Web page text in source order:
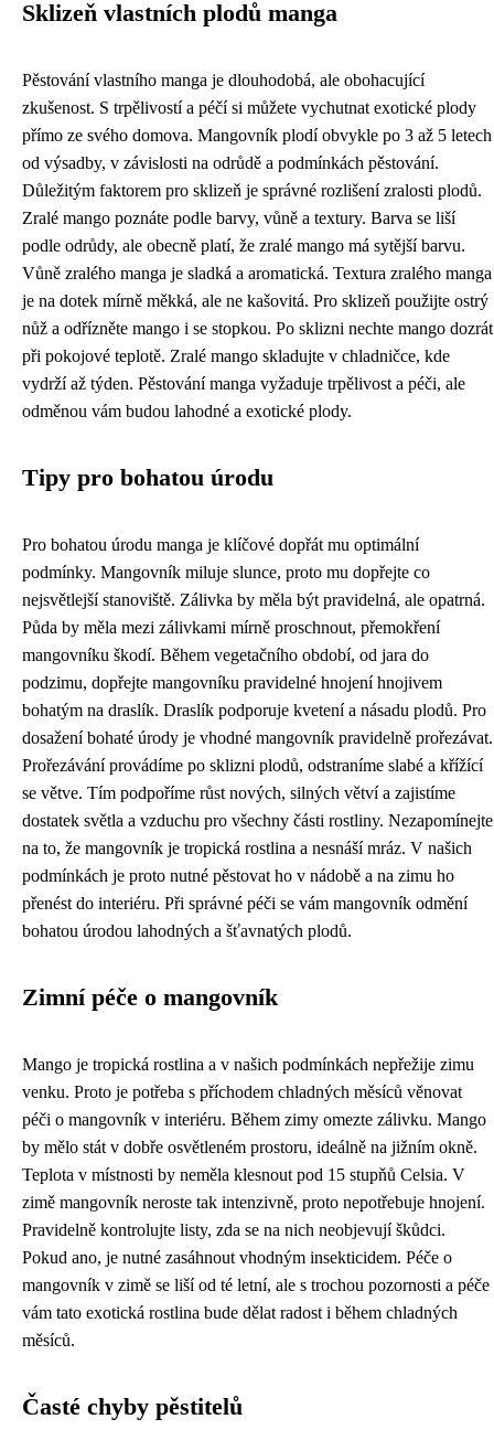
Sklizeň vlastních plodů manga
Pěstování vlastního manga je dlouhodobá, ale obohacující
zkušenost. S trpělivostí a péčí si můžete vychutnat exotické plody
přímo ze svého domova. Mangovník plodí obvykle po 3 až 5 letech
od výsadby, v závislosti na odrůdě a podmínkách pěstování.
Důležitým faktorem pro sklizeň je správné rozlišení zralosti plodů.
Zralé mango poznáte podle barvy, vůně a textury. Barva se liší
podle odrůdy, ale obecně platí, že zralé mango má sytější barvu.
Vůně zralého manga je sladká a aromatická. Textura zralého manga
je na dotek mírně měkká, ale ne kašovitá. Pro sklizeň použijte ostrý
nůž a odřízněte mango i se stopkou. Po sklizni nechte mango dozrát
při pokojové teplotě. Zralé mango skladujte v chladničce, kde
vydrží až týden. Pěstování manga vyžaduje trpělivost a péči, ale
odměnou vám budou lahodné a exotické plody.
Tipy pro bohatou úrodu
Pro bohatou úrodu manga je klíčové dopřát mu optimální
podmínky. Mangovník miluje slunce, proto mu dopřejte co
nejsvětlejší stanoviště. Zálivka by měla být pravidelná, ale opatrná.
Půda by měla mezi zálivkami mírně proschnout, přemokření
mangovníku škodí. Během vegetačního období, od jara do
podzimu, dopřejte mangovníku pravidelné hnojení hnojivem
bohatým na draslík. Draslík podporuje kvetení a násadu plodů. Pro
dosažení bohaté úrody je vhodné mangovník pravidelně prořezávat.
Prořezávání provádíme po sklizni plodů, odstraníme slabé a křížící
se větve. Tím podpoříme růst nových, silných větví a zajistíme
dostatek světla a vzduchu pro všechny části rostliny. Nezapomínejte
na to, že mangovník je tropická rostlina a nesnáší mráz. V našich
podmínkách je proto nutné pěstovat ho v nádobě a na zimu ho
přenést do interiéru. Při správné péči se vám mangovník odmění
bohatou úrodou lahodných a šťavnatých plodů.
Zimní péče o mangovník
Mango je tropická rostlina a v našich podmínkách nepřežije zimu
venku. Proto je potřeba s příchodem chladných měsíců věnovat
péči o mangovník v interiéru. Během zimy omezte zálivku. Mango
by mělo stát v dobře osvětleném prostoru, ideálně na jižním okně.
Teplota v místnosti by neměla klesnout pod 15 stupňů Celsia. V
zimě mangovník neroste tak intenzivně, proto nepotřebuje hnojení.
Pravidelně kontrolujte listy, zda se na nich neobjevují škůdci.
Pokud ano, je nutné zasáhnout vhodným insekticidem. Péče o
mangovník v zimě se liší od té letní, ale s trochou pozornosti a péče
vám tato exotická rostlina bude dělat radost i během chladných
měsíců.
Časté chyby pěstitelů